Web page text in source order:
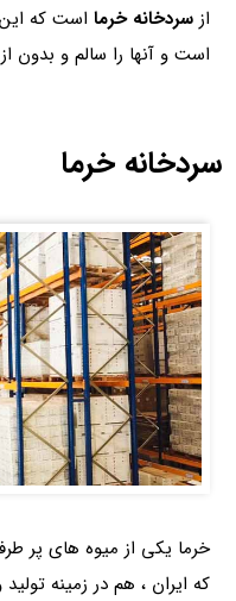
از سردخانه خرما است که
است و آنها را سالم و بدون
سردخانه خرما
خرما یکی از میوه های پر
که ایران ، هم در زمینه